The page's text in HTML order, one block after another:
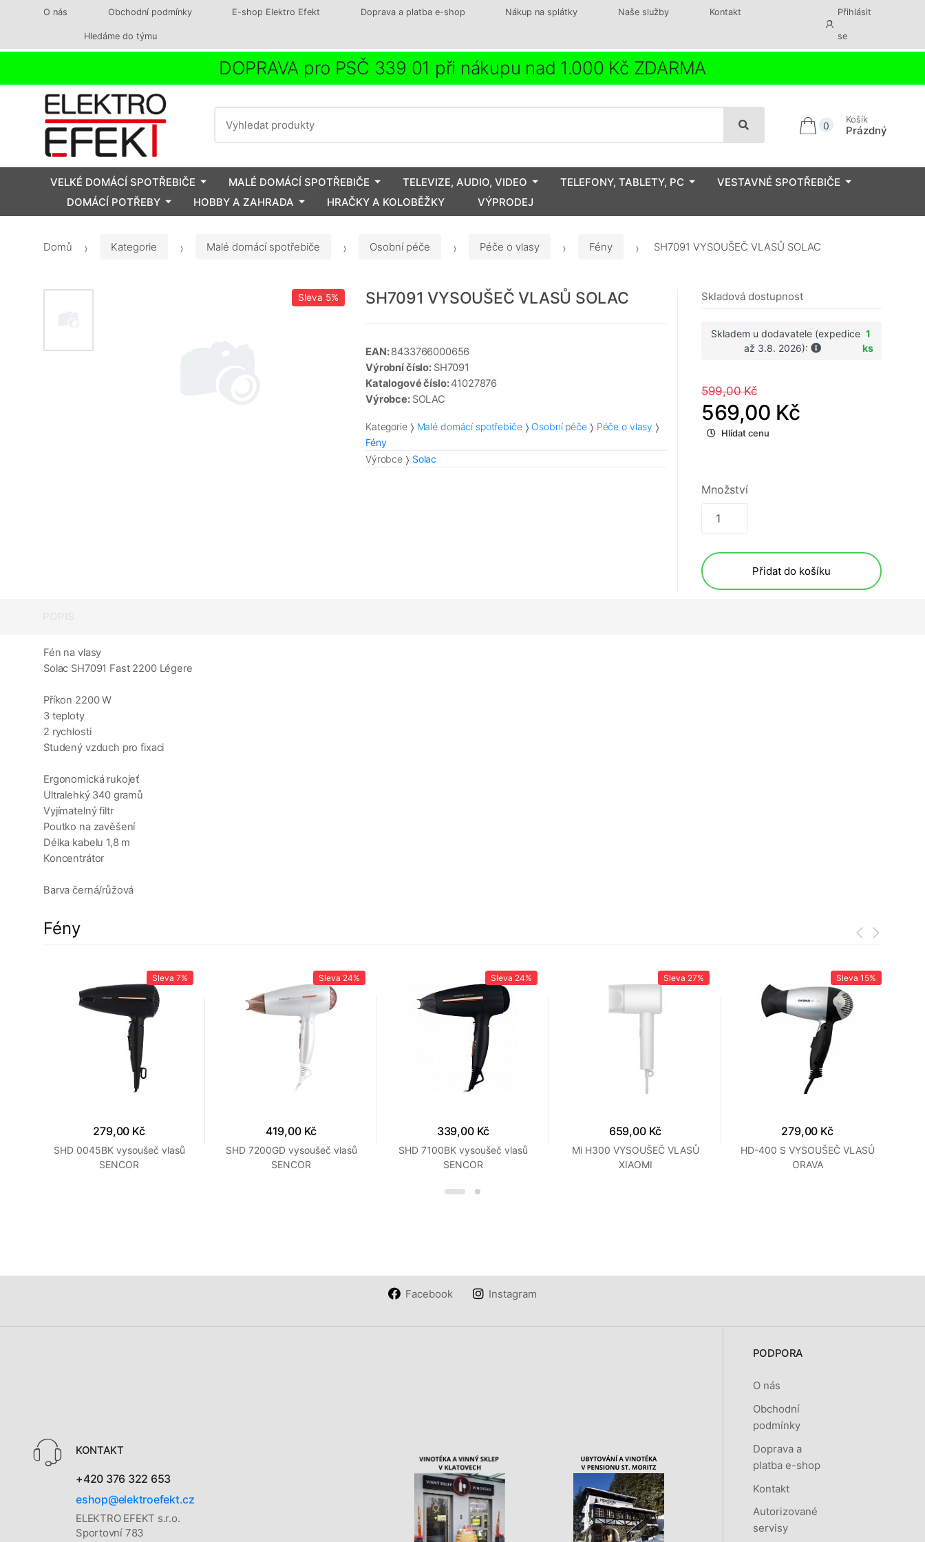
O nás Obchodní podmínky E-shop Elektro Efekt Doprava a platba e-shop Nákup na splátky Naše služby Kontakt
Hledáme do týmu
Přihlásit
se
DOPRAVA pro PSČ 339 01 při nákupu nad 1.000 Kč ZDARMA
0
Košík
Prázdný
VELKÉ DOMÁCÍ SPOTŘEBIČE MALÉ DOMÁCÍ SPOTŘEBIČE TELEVIZE, AUDIO, VIDEO TELEFONY, TABLETY, PC
VESTAVNÉ SPOTŘEBIČE
DOMÁCÍ POTŘEBY
HOBBY A ZAHRADA HRAČKY A KOLOBĚŽKY VÝPRODEJ
Domů Kategorie Malé domácí spotřebiče Osobní péče Péče o vlasy Fény SH7091 VYSOUŠEČ VLASŮ SOLAC
Sleva 5% SH7091 VYSOUŠEČ VLASŮ SOLAC
EAN:8433766000656
Výrobní číslo: SH7091
Katalogové číslo:41027876
Výrobce: SOLAC
Kategorie Malé domácí spotřebiče Osobní péče
Péče o vlasy
Fény
Výrobce
Solac
Skladová dostupnost
Skladem u dodavatele (expedice
až 3.8. 2026):
1
ks
599,00 Kč
569,00 Kč
Hlídat cenu
Množství
Přidat do košíku
Fén na vlasy
Solac SH7091 Fast 2200 Légere
Příkon 2200 W
3 teploty
2 rychlosti
Studený vzduch pro fixaci
Ergonomická rukojeť
Ultralehký 340 gramů
Vyjímatelný filtr
Poutko na zavěšení
Délka kabelu 1,8 m
Koncentrátor
Barva černá/růžová
Fény
Sleva 7%
279,00 Kč
SHD 0045BK vysoušeč vlasů
SENCOR
Sleva 24%
419,00 Kč
SHD 7200GD vysoušeč vlasů
SENCOR
Sleva 24%
339,00 Kč
SHD 7100BK vysoušeč vlasů
SENCOR
Sleva 27%
659,00 Kč
Mi H300 VYSOUŠEČ VLASŮ
XIAOMI
Sleva 15%
279,00 Kč
HD-400 S VYSOUŠEČ VLASŮ
ORAVA
Facebook Instagram
KONTAKT
+420 376 322 653
eshop@elektroefekt.cz
ELEKTRO EFEKT s.r.o.
Sportovní 783
PODPORA
O nás
Obchodní
podmínky
Doprava a
platba e-shop
Kontakt
Autorizované
servisy